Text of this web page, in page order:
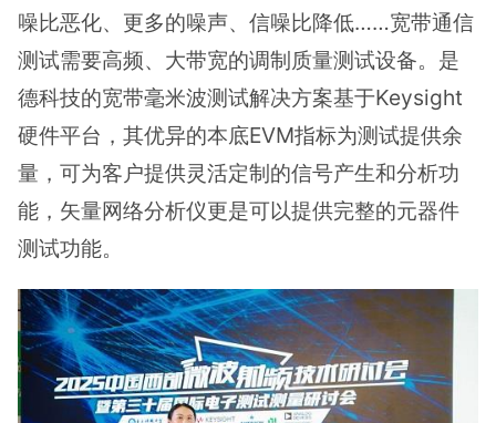
噪比恶化、更多的噪声、信噪比降低……宽带通信
测试需要高频、大带宽的调制质量测试设备。是
德科技的宽带毫米波测试解决方案基于Keysight
硬件平台，其优异的本底EVM指标为测试提供余
量，可为客户提供灵活定制的信号产生和分析功
能，矢量网络分析仪更是可以提供完整的元器件
测试功能。